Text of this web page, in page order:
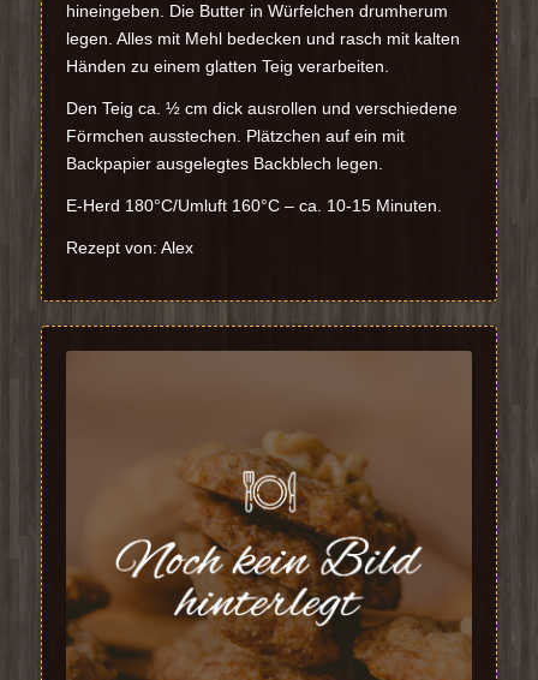
hineingeben. Die Butter in Würfelchen drumherum
legen. Alles mit Mehl bedecken und rasch mit kalten
Händen zu einem glatten Teig verarbeiten.
Den Teig ca. ½ cm dick ausrollen und verschiedene
Förmchen ausstechen. Plätzchen auf ein mit
Backpapier ausgelegtes Backblech legen.
E-Herd 180°C/Umluft 160°C – ca. 10-15 Minuten.
Rezept von: Alex